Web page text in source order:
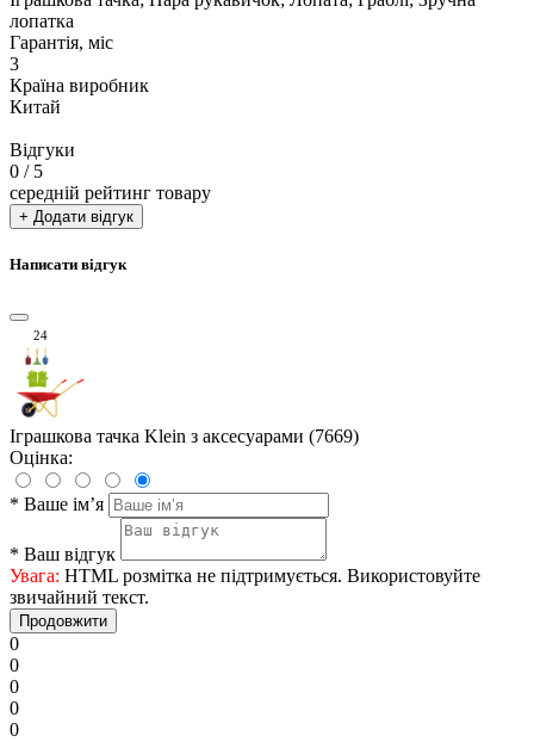
лопатка
Гарантія, міс
3
Країна виробник
Китай
Відгуки
0 / 5
середній рейтинг товару
+ Додати відгук
Написати відгук
24
Іграшкова тачка Klein з аксесуарами (7669)
Оцінка:
* Ваше ім’я
* Ваш відгук
Увага: HTML розмітка не підтримується. Використовуйте
звичайний текст.
Продовжити
0
0
0
0
0